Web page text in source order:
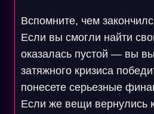
Вспомните, чем
Если вы смогли найти
оказалась пустой — вы
затяжного кризиса
понесете серьезные
Если же вещи вернулись